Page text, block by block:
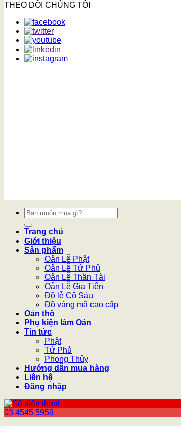
THEO DÕI CHÚNG TÔI
Tìm
kiếm:
Trang chủ
Giới thiệu
Sản phẩm
Oản Lễ Phật
Oản Lễ Tứ Phủ
Oản Lễ Thần Tài
Oản Lễ Gia Tiên
Đồ lễ Cô Sáu
Đồ vàng mã cao cấp
Oản thô
Phụ kiện làm Oản
Tin tức
Phật
Tứ Phủ
Phong Thủy
Hướng dẫn mua hàng
Liên hệ
Đăng nhập
03 4545 5959